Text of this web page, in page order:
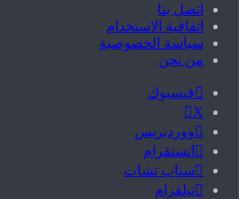
اتصل بنا
اتفاقية الاستخدام
سياسة الخصوصية
من نحن
فيسبوك
X
ووردبريس
انستقرام
سناب تشات
تيلقرام